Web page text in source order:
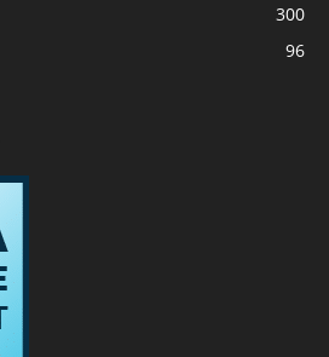
300
96